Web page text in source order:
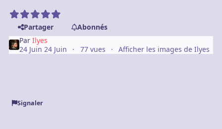
Partager
Abonnés
ParIlyes
24 Juin24 Juin 77 vues Afficher les images de Ilyes
Signaler